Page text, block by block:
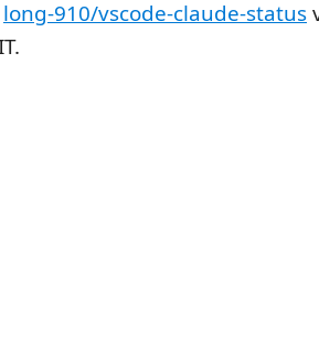
long-910/vscode-claude-status